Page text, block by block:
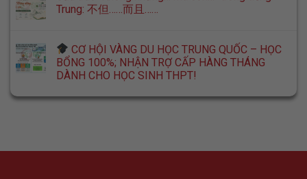
Trung: 不但……而且……
CƠ HỘI VÀNG DU HỌC TRUNG QUỐC – HỌC
BỔNG 100%; NHẬN TRỢ CẤP HÀNG THÁNG
DÀNH CHO HỌC SINH THPT!